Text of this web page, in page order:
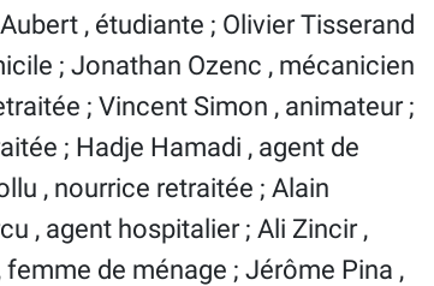
, étudiante ; Olivier Tisserand
; Jonathan Ozenc , mécanicien
; Vincent Simon , animateur ;
; Hadje Hamadi , agent de
, nourrice retraitée ; Alain
, agent hospitalier ; Ali Zincir ,
de ménage ; Jérôme Pina ,